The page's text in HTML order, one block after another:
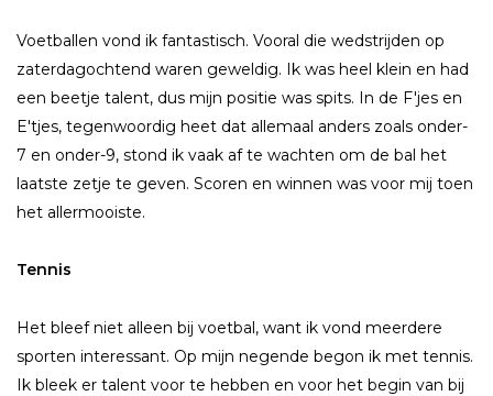
Voetballen vond ik fantastisch. Vooral die wedstrijden op
zaterdagochtend waren geweldig. Ik was heel klein en had
een beetje talent, dus mijn positie was spits. In de F'jes en
E'tjes, tegenwoordig heet dat allemaal anders zoals onder-
7 en onder-9, stond ik vaak af te wachten om de bal het
laatste zetje te geven. Scoren en winnen was voor mij toen
het allermooiste.
Tennis
Het bleef niet alleen bij voetbal, want ik vond meerdere
sporten interessant. Op mijn negende begon ik met tennis.
Ik bleek er talent voor te hebben en voor het begin van bij